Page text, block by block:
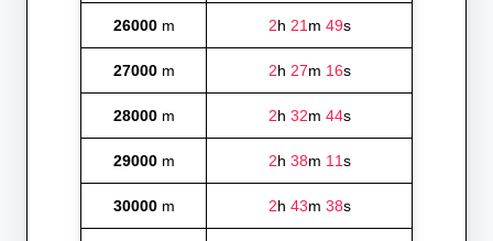
26000m 2h 21m 49s
27000m 2h 27m 16s
28000m 2h 32m 44s
29000m 2h 38m 11s
30000m 2h 43m 38s